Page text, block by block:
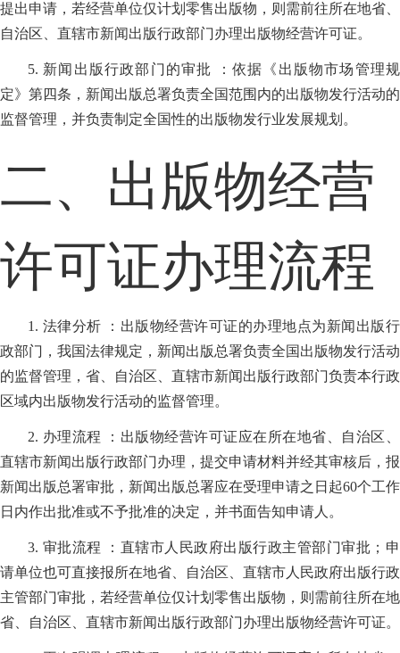
提出申请，若经营单位仅计划零售出版物，则需前往所在地省、
自治区、直辖市新闻出版行政部门办理出版物经营许可证。
5. 新闻出版行政部门的审批 ：依据《出版物市场管理规
定》第四条，新闻出版总署负责全国范围内的出版物发行活动的
监督管理，并负责制定全国性的出版物发行业发展规划。
二、出版物经营
许可证办理流程
1. 法律分析 ：出版物经营许可证的办理地点为新闻出版行
政部门，我国法律规定，新闻出版总署负责全国出版物发行活动
的监督管理，省、自治区、直辖市新闻出版行政部门负责本行政
区域内出版物发行活动的监督管理。
2. 办理流程 ：出版物经营许可证应在所在地省、自治区、
直辖市新闻出版行政部门办理，提交申请材料并经其审核后，报
新闻出版总署审批，新闻出版总署应在受理申请之日起60个工作
日内作出批准或不予批准的决定，并书面告知申请人。
3. 审批流程 ：直辖市人民政府出版行政主管部门审批；申
请单位也可直接报所在地省、自治区、直辖市人民政府出版行政
主管部门审批，若经营单位仅计划零售出版物，则需前往所在地
省、自治区、直辖市新闻出版行政部门办理出版物经营许可证。